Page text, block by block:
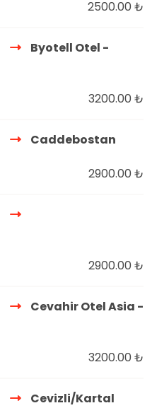
2500.00 ₺
Byotell Otel -
3200.00 ₺
Caddebostan
2900.00 ₺
2900.00 ₺
Cevahir Otel Asia -
3200.00 ₺
Cevizli/Kartal